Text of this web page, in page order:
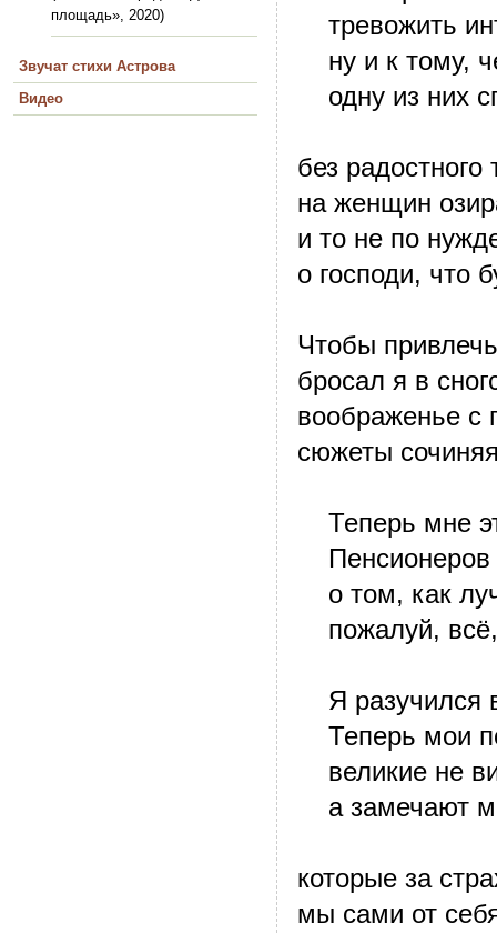
площадь», 2020)
Звучат стихи Астрова
Видео
тревожить
ну и к тому,
одну из них
без радостного
на женщин
и то не по
о господи, что
Чтобы
бросал я в
воображенье с
сюжеты
Теперь мне
Пенсионеров
о том, как
пожалуй, всё,
Я разучился
Теперь мои
великие не
а замечают
которые за
мы сами от